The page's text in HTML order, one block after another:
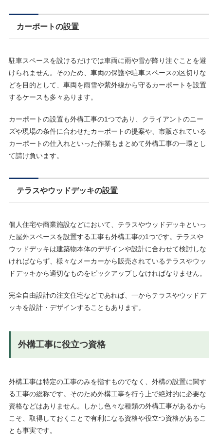
カーポートの設置
駐車スペースを設けるだけでは車両に雨や雪が降り注ぐことを避
けられません。そのため、車両の保護や駐車スペースの区切りな
どを目的として、車両を雨雪や紫外線から守るカーポートを設置
するケースも多々あります。
カーポートの設置も外構工事の1つであり、クライアントのニー
ズや現場の条件に合わせたカーポートの提案や、市販されている
カーポートの仕入れといった作業もまとめて外構工事の一環とし
て請け負います。
テラスやウッドデッキの設置
個人住宅や商業施設などにおいて、テラスやウッドデッキといっ
た屋外スペースを設置する工事も外構工事の1つです。テラスや
ウッドデッキは建築物本体のデザインや設計に合わせて検討しな
ければならず、様々なメーカーから販売されているテラスやウッ
ドデッキから適切なものをピックアップしなければなりません。
完全自由設計の注文住宅などであれば、一からテラスやウッドデ
ッキを設計・デザインすることもあります。
外構工事に役立つ資格
外構工事は特定の工事のみを指すものでなく、外構の設置に関す
る工事の総称です。そのため外構工事を行う上で絶対的に必要な
資格などはありません。しかし色々な種類の外構工事があるから
こそ、取得しておくことで有利になる資格や役立つ資格があるこ
とも事実です。